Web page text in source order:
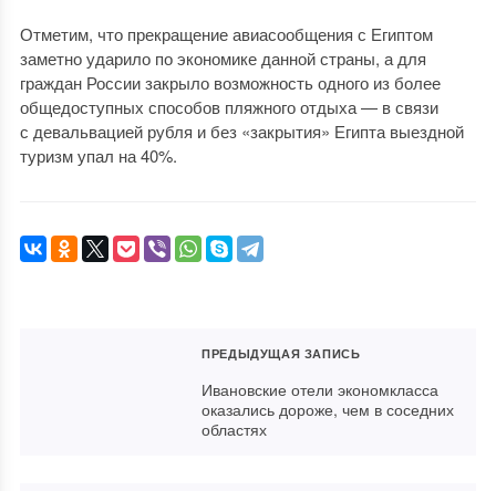
Отметим, что прекращение авиасообщения с Египтом
заметно ударило по экономике данной страны, а для
граждан России закрыло возможность одного из более
общедоступных способов пляжного отдыха — в связи
с девальвацией рубля и без «закрытия» Египта выездной
туризм упал на 40%.
ПРЕДЫДУЩАЯ ЗАПИСЬ
Ивановские отели экономкласса
оказались дороже, чем в соседних
областях